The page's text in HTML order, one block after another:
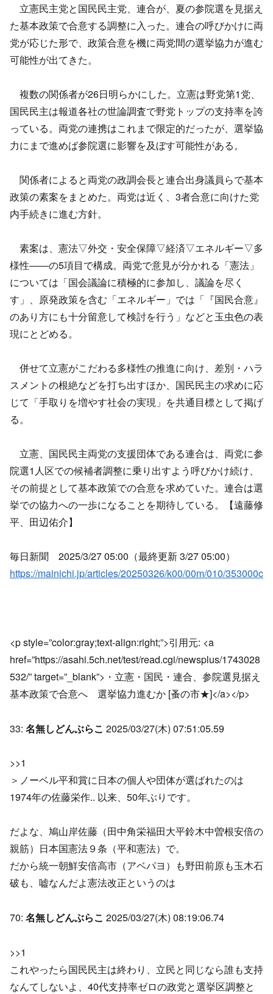
立憲民主党と国民民主党、連合が、夏の参院選を見据え
た基本政策で合意する調整に入った。連合の呼びかけに両
党が応じた形で、政策合意を機に両党間の選挙協力が進む
可能性が出てきた。
複数の関係者が26日明らかにした。立憲は野党第1党、
国民民主は報道各社の世論調査で野党トップの支持率を誇
っている。両党の連携はこれまで限定的だったが、選挙協
力にまで進めば参院選に影響を及ぼす可能性がある。
関係者によると両党の政調会長と連合出身議員らで基本
政策の素案をまとめた。両党は近く、3者合意に向けた党
内手続きに進む方針。
素案は、憲法▽外交・安全保障▽経済▽エネルギー▽多
様性――の5項目で構成。両党で意見が分かれる「憲法」
については「国会議論に積極的に参加し、議論を尽く
す」、原発政策を含む「エネルギー」では「『国民合意』
のあり方にも十分留意して検討を行う」などと玉虫色の表
現にとどめる。
併せて立憲がこだわる多様性の推進に向け、差別・ハラ
スメントの根絶などを打ち出すほか、国民民主の求めに応
じて「手取りを増やす社会の実現」を共通目標として掲げ
る。
立憲、国民民主両党の支援団体である連合は、両党に参
院選1人区での候補者調整に乗り出すよう呼びかけ続け、
その前提として基本政策での合意を求めていた。連合は選
挙での協力への一歩になることを期待している。【遠藤修
平、田辺佑介】
毎日新聞 2025/3/27 05:00（最終更新 3/27 05:00）
https://mainichi.jp/articles/20250326/k00/00m/010/353000c
<p style=”color:gray;text-align:right;”>引用元: <a
href=”https://asahi.5ch.net/test/read.cgi/newsplus/1743028
532/” target=”_blank”>・立憲・国民・連合、参院選見据え
基本政策で合意へ 選挙協力進むか [蚤の市★]</a></p>
33: 名無しどんぶらこ 2025/03/27(木) 07:51:05.59
>>1
＞ノーベル平和賞に日本の個人や団体が選ばれたのは
1974年の佐藤栄作.. 以来、50年ぶりです。
だよな、鳩山岸佐藤（田中角栄福田大平鈴木中曽根安倍の
親筋）日本国憲法９条（平和憲法）で。
だから統一朝鮮安倍高市（アベパヨ）も野田前原も玉木石
破も、嘘なんだよ憲法改正というのは
70: 名無しどんぶらこ 2025/03/27(木) 08:19:06.74
>>1
これやったら国民民主は終わり、立民と同じなら誰も支持
なんてしないよ、40代支持率ゼロの政党と選挙区調整と